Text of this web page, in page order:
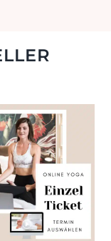
Online Yoga
Einzelticket